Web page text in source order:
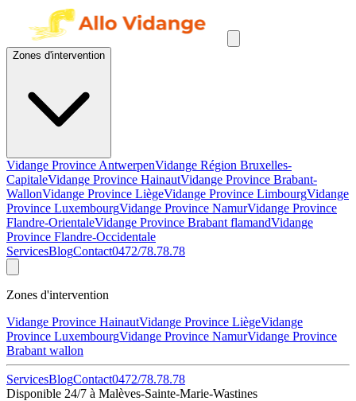
Zones d'intervention
Vidange Province AntwerpenVidange Région Bruxelles-
CapitaleVidange Province HainautVidange Province Brabant-
WallonVidange Province LiègeVidange Province LimbourgVidange
Province LuxembourgVidange Province NamurVidange Province
Flandre-OrientaleVidange Province Brabant flamandVidange
Province Flandre-Occidentale
ServicesBlogContact0472/78.78.78
Zones d'intervention
Vidange Province HainautVidange Province LiègeVidange
Province LuxembourgVidange Province NamurVidange Province
Brabant wallon
ServicesBlogContact0472/78.78.78
Disponible 24/7 à Malèves-Sainte-Marie-Wastines